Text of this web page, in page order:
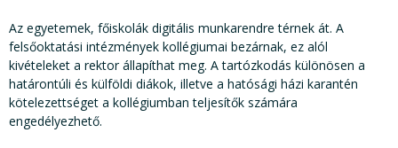
Az egyetemek, főiskolák digitális munkarendre térnek át. A
felsőoktatási intézmények kollégiumai bezárnak, ez alól
kivételeket a rektor állapíthat meg. A tartózkodás különösen a
határontúli és külföldi diákok, illetve a hatósági házi karantén
kötelezettséget a kollégiumban teljesítők számára
engedélyezhető.